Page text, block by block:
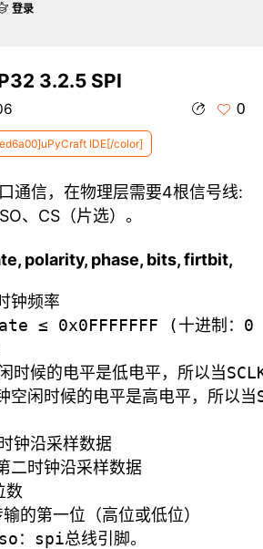
3.2.5 SPI
0
IDE[/color]
通信，在物理层需要4根信号线:
、CS（片选）。
polarity, phase, bits, firtbit,
钟频率
≤ 0x0FFFFFFF (十进制：
候的电平是低电平，所以当
闲时候的电平是高电平，所以当
钟沿采样数据
第二时钟沿采样数据
数
第一位（高位或低位）
spi总线引脚。
登录